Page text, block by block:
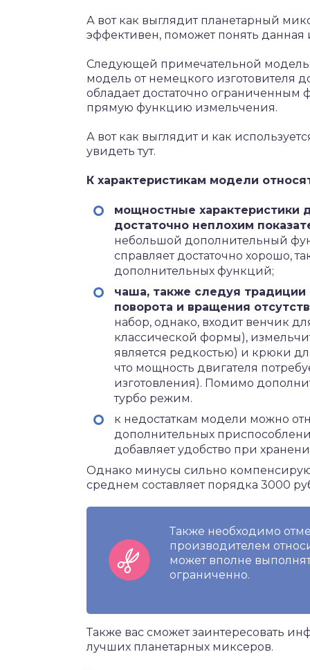
А вот как выглядит планетарный
эффективен, поможет понять
Следующей примечательной
модель от немецкого изготовителя
обладает достаточно
прямую функцию измельчения.
А вот как выглядит и как
увидеть тут.
К характеристикам модели
мощностные характеристики
достаточно неплохим
небольшой дополнительный
справляет достаточно хорошо,
дополнительных функций;
чаша, также следуя
поворота и вращения
набор, однако, входит венчик
классической формы),
является редкостью) и крюки
что мощность двигателя
изготовления). Помимо
турбо режим.
к недостаткам модели можно
дополнительных
добавляет удобство при
Однако минусы сильно
среднем составляет порядка 3000
Также необходимо
производителем
может вполне
ограниченно.
Также вас сможет заинтересовать
лучших планетарных миксеров.